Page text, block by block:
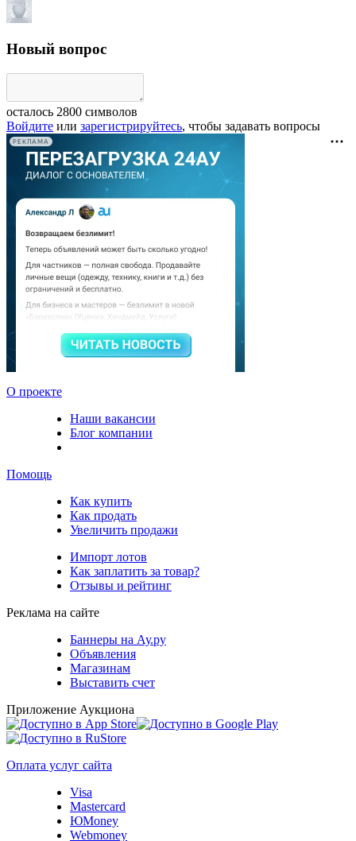
Новый вопрос
осталось 2800 символов
Войдите или зарегистрируйтесь, чтобы задавать вопросы
РЕКЛАМА
О проекте
Наши вакансии
Блог компании
Помощь
Как купить
Как продать
Увеличить продажи
Импорт лотов
Как заплатить за товар?
Отзывы и рейтинг
Реклама на сайте
Баннеры на Ау.ру
Объявления
Магазинам
Выставить счет
Приложение Аукциона
Оплата услуг сайта
Visa
Mastercard
ЮMoney
Webmoney